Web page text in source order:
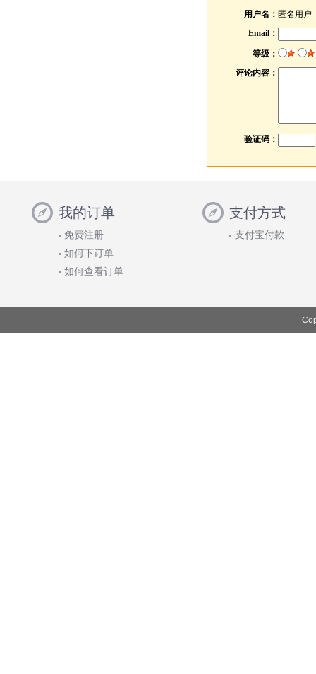
用户名： 匿名用户
Email：
等级：
评论内容：
验证码：
我的订单
免费注册
如何下订单
如何查看订单
支付方式
支付宝付款